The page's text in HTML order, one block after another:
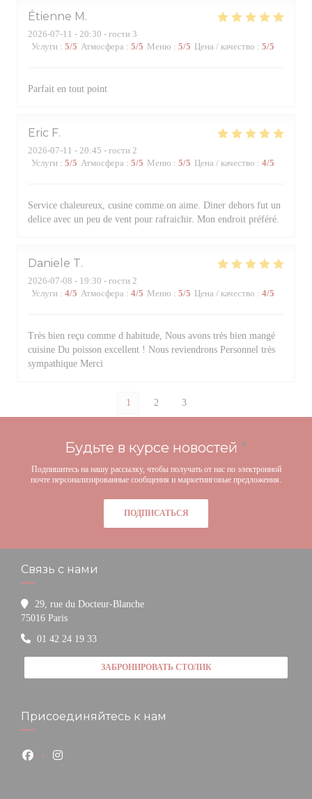
Étienne M
2026-07-11 - 20:30 - гости 3
Услуги : 5/5 Атмосфера : 5/5 Меню : 5/5 Цена / качество : 5/5
Parfait en tout point
Eric F
2026-07-11 - 20:45 - гости 2
Услуги : 5/5 Атмосфера : 5/5 Меню : 5/5 Цена / качество : 4/5
Service chaleureux, cusine comme.on aime. Diner dehors fut un
delice avec un peu de vent pour rafraichir. Mon endroit préféré.
Daniele T
2026-07-08 - 19:30 - гости 2
Услуги : 4/5 Атмосфера : 4/5 Меню : 5/5 Цена / качество : 4/5
Très bien reçu comme d habitude, Nous avons très bien mangé
cuisine Du poisson excellent ! Nous reviendrons Personnel très
sympathique Merci
1 2 3
Будьте в курсе новостей *
Подпишитесь на нашу рассылку, чтобы получать от нас по электронной
почте персонализированные сообщения и маркетинговые предложения.
ПОДПИСАТЬСЯ
Связь с нами
29, rue du Docteur-Blanche
75016 Paris((открывается в новом окне))
01 42 24 19 33
ЗАБРОНИРОВАТЬ СТОЛИК
Присоединяйтесь к нам
Facebook ((открывается в новом окне))
Instagram ((открывается в новом окне))